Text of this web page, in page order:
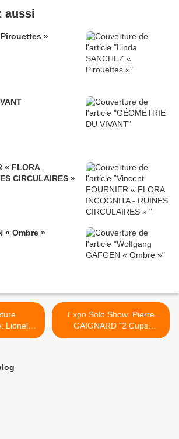
aussi
»
« FLORA
CIRCULAIRES »
« Ombre »
Lionel
Expo Solo Show: Pierre
GAIGNARD "2 Cups
Stuffed" >